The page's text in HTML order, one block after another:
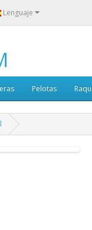
Lenguaje
Pelotas